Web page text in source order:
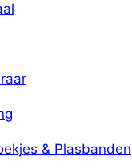
& Plasbanden